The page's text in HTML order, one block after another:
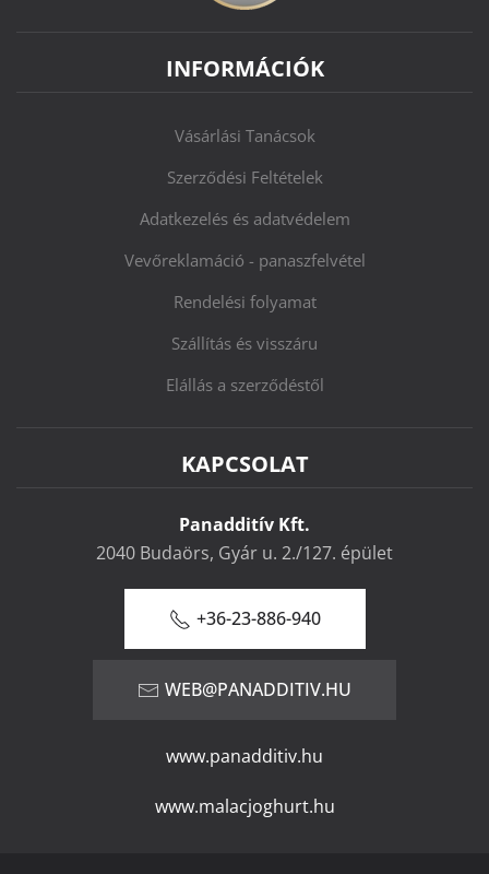
INFORMÁCIÓK
Vásárlási Tanácsok
Szerződési Feltételek
Adatkezelés és adatvédelem
Vevőreklamáció - panaszfelvétel
Rendelési folyamat
Szállítás és visszáru
Elállás a szerződéstől
KAPCSOLAT
Panadditív Kft.
2040 Budaörs, Gyár u. 2./127. épület
+36-23-886-940
WEB@PANADDITIV.HU
www.panadditiv.hu
www.malacjoghurt.hu